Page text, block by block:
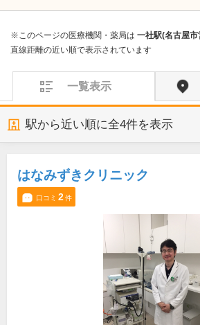
※このページの医療機関・薬局は 一社駅(名古屋
直線距離の近い順で表示されています
一覧表示
駅から近い順に全4件を表示
はなみずきクリニック
口コミ 2件